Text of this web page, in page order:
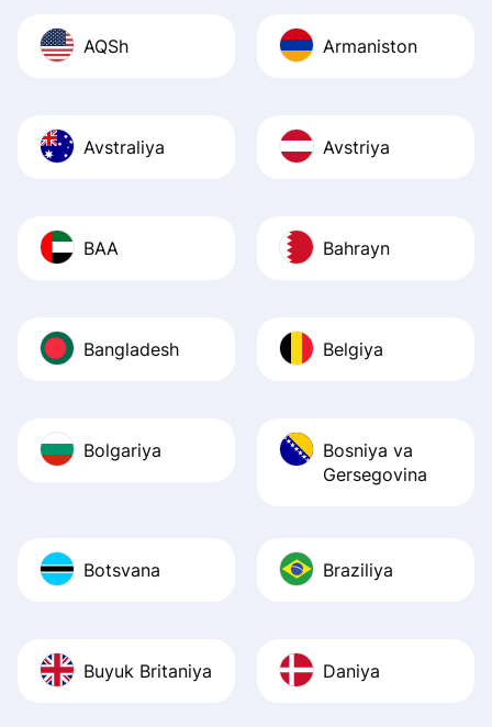
AQSh Armaniston
Avstraliya Avstriya
BAA Bahrayn
Bangladesh Belgiya
Bolgariya
Bosniya va
Gersegovina
Botsvana Braziliya
Buyuk Britaniya Daniya